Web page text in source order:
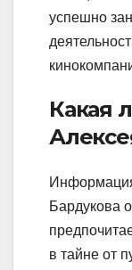
успешно
Какая
Бардукова
в тайне от